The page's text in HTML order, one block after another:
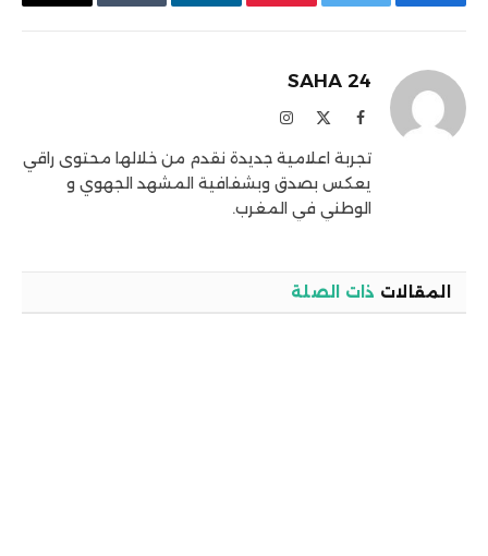
فيسبوك تويتر بينتيريستلينكدإن Tumblr
البريد
SAHA 24
فيسبوك الانستغرام
تجربة اعلامية جديدة نقدم من خلالها محتوى راقي
يعكس بصدق وبشفافية المشهد الجهوي و
الوطني في المغرب.
المقالات ذات الصلة